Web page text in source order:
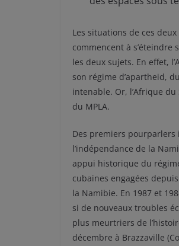
Les situations de ces
commencent à
les deux sujets. En effet,
son régime d’apartheid,
intenable. Or, l’Afrique
du MPLA.
Des premiers pourparlers
l’indépendance de la
appui historique du
cubaines engagées
la Namibie. En 1987 et
si de nouveaux troubles
plus meurtriers de
décembre à Brazzaville